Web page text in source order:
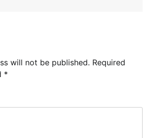
will not be published. Required
*